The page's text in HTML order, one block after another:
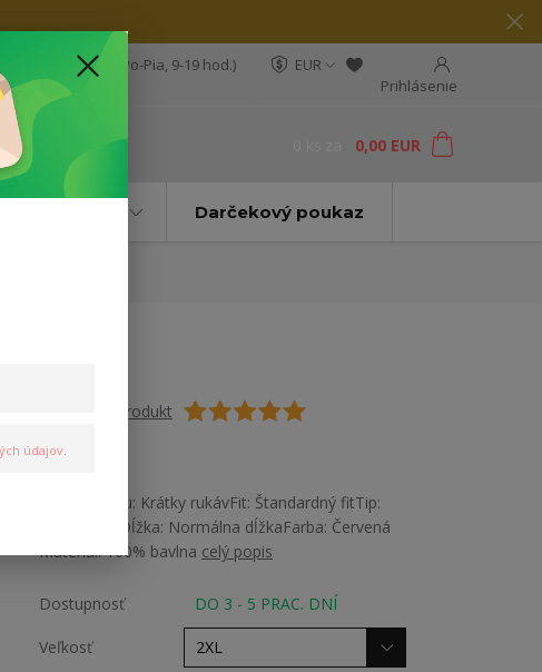
EUR
Prihlásenie
Hľadať
+421 904 564 623 (Po-Pia, 9-19 hod.)
0,00 EUR
Darčekový poukaz
Ohodnotiť produkt
Dĺžka rukávu: Krátky rukávFit: Štandardný fitTip:
Rovný strihDĺžka: Normálna dĺžkaFarba: Červená
Material: 100% bavlna celý popis
Dostupnosť DO 3 - 5 PRAC. DNÍ
Veľkosť
údajov.